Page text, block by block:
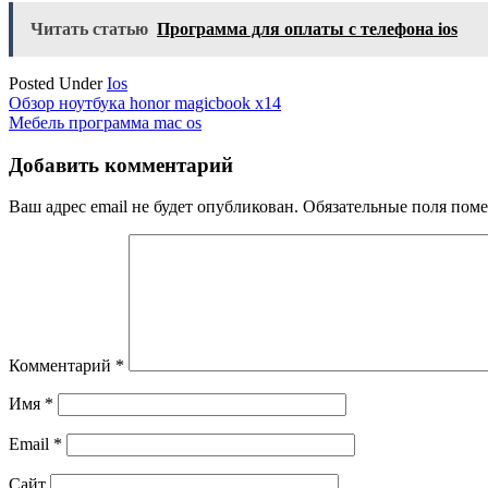
Читать статью Программа для оплаты с телефона ios
Posted UnderIos
Навигация
по
записям
Обзор ноутбука honor magicbook x14
Мебель программа mac os
Добавить комментарий
Ваш адрес email не будет опубликован. Обязательные поля
Комментарий *
Имя *
Email *